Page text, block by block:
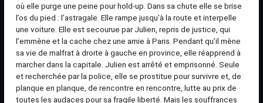
où elle purge une peine pour hold-up. Dans sa chute elle se brise
l’os du pied : l’astragale. Elle rampe jusqu’à la route et interpelle
une voiture. Elle est secourue par Julien, repris de justice, qui
l’emmène et la cache chez une amie à Paris. Pendant qu’il mène
sa vie de malfrat à droite à gauche en province, elle réapprend à
marcher dans la capitale. Julien est arrêté et emprisonné. Seule
et recherchée par la police, elle se prostitue pour survivre et, de
planque en planque, de rencontre en rencontre, lutte au prix de
toutes les audaces pour sa fragile liberté. Mais les souffrances